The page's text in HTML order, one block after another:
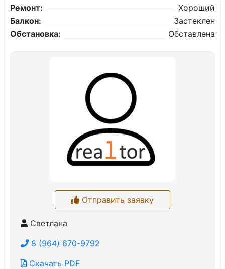
Ремонт:
Хороший
Балкон:
Застеклен
Обстановка:
Обставлена
Отправить заявку
Светлана
8 (964) 670-9792
Скачать PDF